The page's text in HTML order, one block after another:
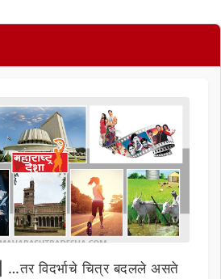
विदर्भाचे चित्र बदलले असते